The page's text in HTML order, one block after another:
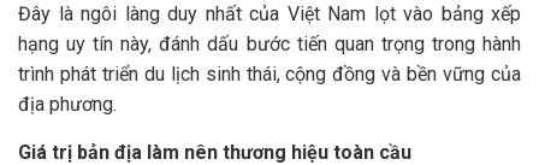
Đây là ngôi làng duy nhất của Việt Nam lọt vào bảng xếp
hạng uy tín này, đánh dấu bước tiến quan trọng trong hành
trình phát triển du lịch sinh thái, cộng đồng và bền vững của
địa phương.
Giá trị bản địa làm nên thương hiệu toàn cầu